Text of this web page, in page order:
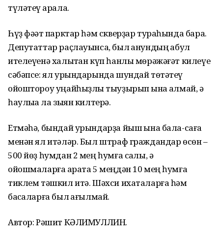
түләтеү ҡарала.
Һүҙ фәҡәт парктар һәм скверҙар тураһында бара.
Депутаттар раҫлауынса, был ҡанундың ҡабул
ителеүенә халыҡтан күп һанлы мөрәжәғәт килеүе
сәбәпсе: ял урындарында шундай төтәтеү
ойоштороу уңайһыҙлыҡ тыуҙырып ҡына ҡалмай, ә
һаулыҡҡа ла зыян килтерә.
Етмәһә, бындай урындарҙа йыш ҡына бала-саға
менән ял итәләр. Был штраф граждандар өсөн –
500 йөҙ һумдан 2 мең һумға саҡлы, ә
ойошмаларға ҡарата 5 меңдән 10 мең һумға
тиклем тәшкил итә. Шәхси ихаталарға һәм
баҡсаларға был ҡағылмай.
Автор: Рәшит КӘЛИМУЛЛИН.